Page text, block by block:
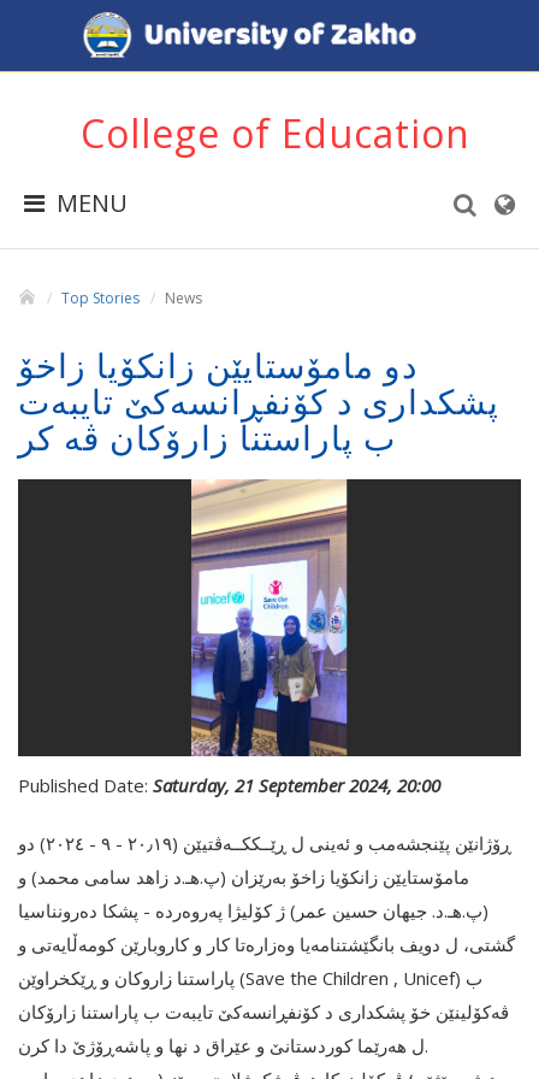
College of Education
MENU
Top Stories News
دو مامۆستایێن زانکۆیا زاخۆ
پشکداری د کۆنفڕانسەکێ تایبەت
ب پاراستنا زارۆکان ڤە کر
Published Date: Saturday, 21 September 2024, 20:00
ڕۆژانێن پێنجشەمب و ئەینی ل ڕێــککــەڤتیێن (٢٠٫١٩ - ٩ - ٢٠٢٤) دو
مامۆستایێن زانکۆیا زاخۆ بەرێزان (پ.هـ.د زاهد سامی محمد) و
(پ.هـ.د. جیهان حسین عمر) ژ کۆلیژا پەروەردە - پشکا دەرونناسیا
گشتی، ل دویف بانگێشتنامەیا وەزارەتا کار و کاروبارێن کومەڵایەتی و
پاراستنا زاروکان و ڕێکخراوێن (Save the Children , Unicef) ب
ڤەکۆلینێن خۆ پشکداری د کۆنفڕانسەکێ تایبەت ب پاراستنا زارۆکان
ل هەرێما کوردستانێ و عێراق د نها و پاشەڕۆژێ دا کرن.